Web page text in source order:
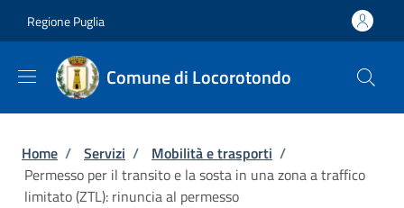
Regione Puglia
Comune di Locorotondo
Briciole di pane
Home / Servizi / Mobilità e trasporti /
Permesso per il transito e la sosta in una zona a traffico
limitato (ZTL): rinuncia al permesso